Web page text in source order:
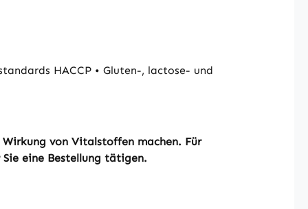
HACCP • Gluten-, lactose- und
von Vitalstoffen machen. Für
eine Bestellung tätigen.